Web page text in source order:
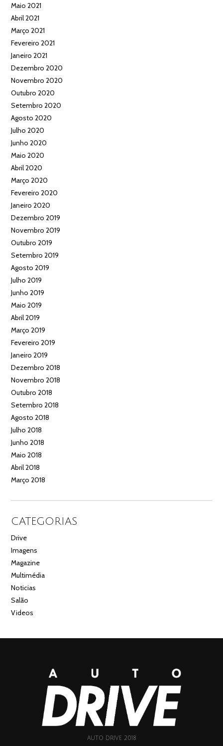
Maio 2021
Abril 2021
Março 2021
Fevereiro 2021
Janeiro 2021
Dezembro 2020
Novembro 2020
Outubro 2020
Setembro 2020
Agosto 2020
Julho 2020
Junho 2020
Maio 2020
Abril 2020
Março 2020
Fevereiro 2020
Janeiro 2020
Dezembro 2019
Novembro 2019
Outubro 2019
Setembro 2019
Agosto 2019
Julho 2019
Junho 2019
Maio 2019
Abril 2019
Março 2019
Fevereiro 2019
Janeiro 2019
Dezembro 2018
Novembro 2018
Outubro 2018
Setembro 2018
Agosto 2018
Julho 2018
Junho 2018
Maio 2018
Abril 2018
Março 2018
CATEGORIAS
Drive
Imagens
Magazine
Multimédia
Noticias
Salão
Videos
AUTO DRIVE 2018